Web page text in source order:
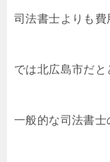
司法書士よりも費
では北広島市だと
一般的な司法書士